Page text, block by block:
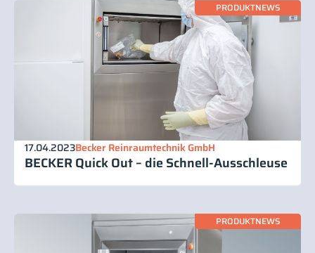
PRODUKTNEWS
17.04.2023Becker Reinraumtechnik GmbH
BECKER Quick Out – die Schnell-Ausschleuse
PRODUKTNEWS